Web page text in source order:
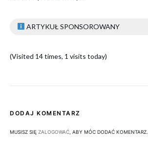
ARTYKUŁ SPONSOROWANY
(Visited 14 times, 1 visits today)
DODAJ KOMENTARZ
MUSISZ SIĘ ZALOGOWAĆ , ABY MÓC DODAĆ KOMENTARZ.